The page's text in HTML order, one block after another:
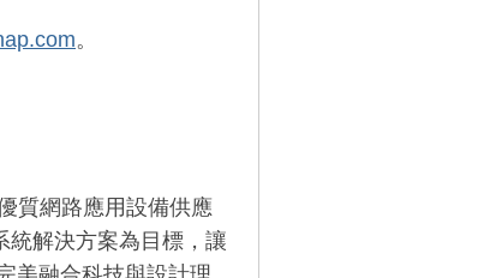
。
質網路應用設備供應
統解決方案為目標，讓